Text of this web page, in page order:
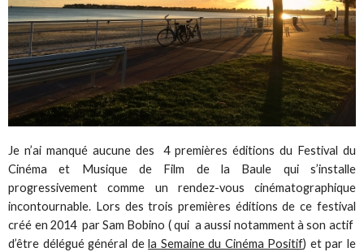
Je n’ai manqué aucune des 4 premières éditions du Festival du
Cinéma et Musique de Film de la Baule qui s’installe
progressivement comme un rendez-vous cinématographique
incontournable. Lors des trois premières éditions de ce festival
créé en 2014 par Sam Bobino ( qui a aussi notamment à son actif
d’être délégué général dela Semaine du Cinéma Positif) et par le